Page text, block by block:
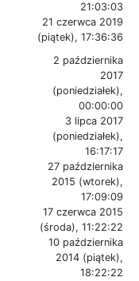
21:03:03
21 czerwca 2019
(piątek), 17:36:36
2 października
2017
(poniedziałek),
00:00:00
3 lipca 2017
(poniedziałek),
16:17:17
27 października
2015 (wtorek),
17:09:09
17 czerwca 2015
(środa), 11:22:22
10 października
2014 (piątek),
18:22:22